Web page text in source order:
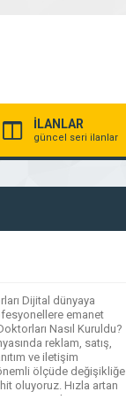
İLANLAR
güncel seri ilanlar
Dijital dünyaya
emanet
Nasıl Kuruldu?
reklam, satış,
ve iletişim
ölçüde değişikliğe
oluyoruz. Hızla artan
nasıl uyum